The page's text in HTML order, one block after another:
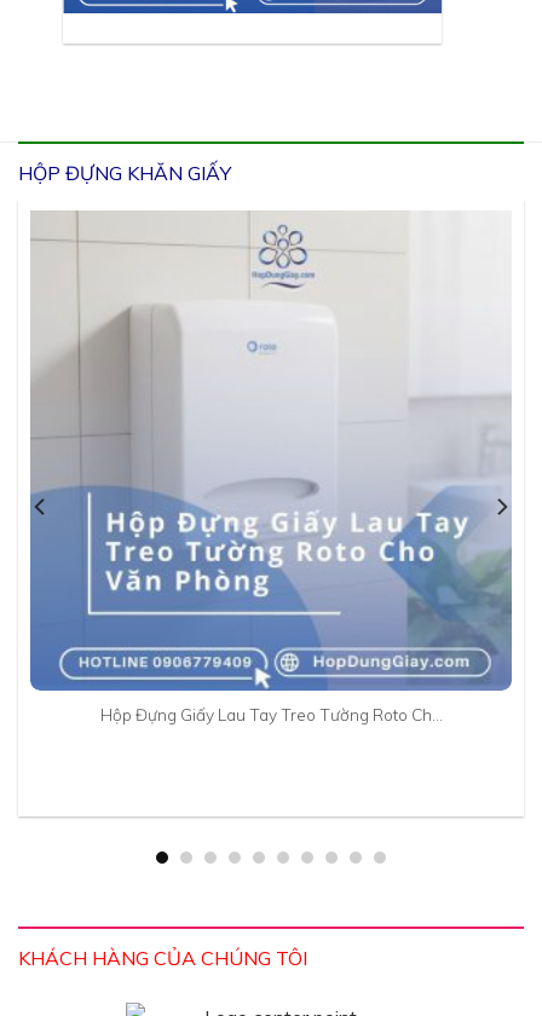
HỘP ĐỰNG KHĂN GIẤY
Hộp Đựng Giấy Lau Tay Treo Tường Roto Ch…
KHÁCH HÀNG CỦA CHÚNG TÔI